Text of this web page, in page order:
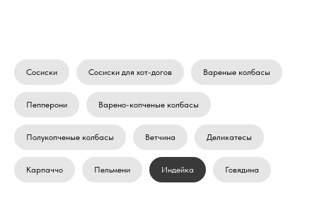
Сосиски Сосиски для хот-догов Вареные колбасы
Пепперони Варено-копченые колбасы
Полукопченые колбасы Ветчина Деликатесы
Карпаччо Пельмени Индейка Говядина